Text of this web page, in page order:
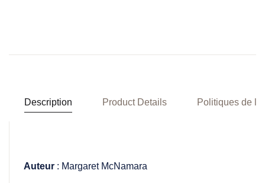
Description Product Details Politiques de la
Auteur : Margaret McNamara